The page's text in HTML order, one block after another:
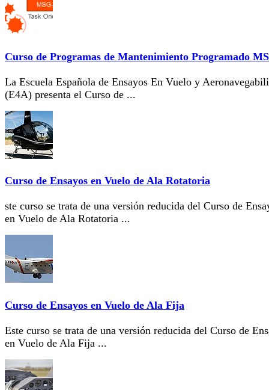
Curso de Programas de Mantenimiento Programado
La Escuela Española de Ensayos En Vuelo y
(E4A) presenta el Curso de ...
Curso de Ensayos en Vuelo de Ala Rotatoria
ste curso se trata de una versión reducida del Curso de
en Vuelo de Ala Rotatoria ...
Curso de Ensayos en Vuelo de Ala Fija
Este curso se trata de una versión reducida del Curso de
en Vuelo de Ala Fija ...